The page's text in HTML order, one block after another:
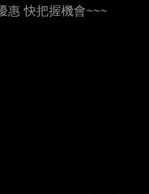
惠 快把握機會~~~